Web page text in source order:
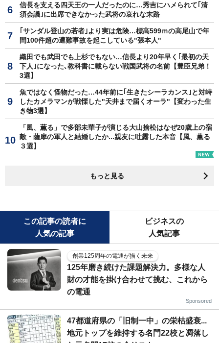
信長を支える四天王の一人だったのに…秀吉にハメられて｢清
須会議｣に出席できなかった武将の哀れな末路
｢サンダル登山の若者｣より実は危険…標高599ｍの高尾山で年
間100件超の遭難事故を起こしている"張本人"
織田でも武田でも上杉でもない…信長より20年早く｢最初の天
下人｣になった､教科書に載らない戦国武将の名前【豊臣兄弟！
3選】
魚ではなく怪物だった…44年前に｢生きたシーラカンス｣と対峙
したカメラマンが戦慄した"天井まで届くオーラ"【変わった生
き物3選】
「風、薫る」で多部未華子が演じる大山捨松はなぜ20歳上の宿
敵・薩摩の軍人と結婚したか...親友に吐露した本音【風、薫る
３選】
もっと見る
この記事の読者に
人気の記事
ビジネスの
人気記事
創業125周年の電通が描く未来
125年磨き続けた課題解決力。多様な人
財の才能を掛け合わせて挑む、これから
の電通
Sponsored
47都道府県の「旧制一中」の栄枯盛衰...
地元トップを維持する名門22校と凋落し